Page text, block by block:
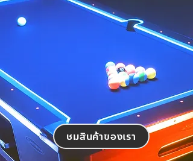
ชมสินค้าของเรา